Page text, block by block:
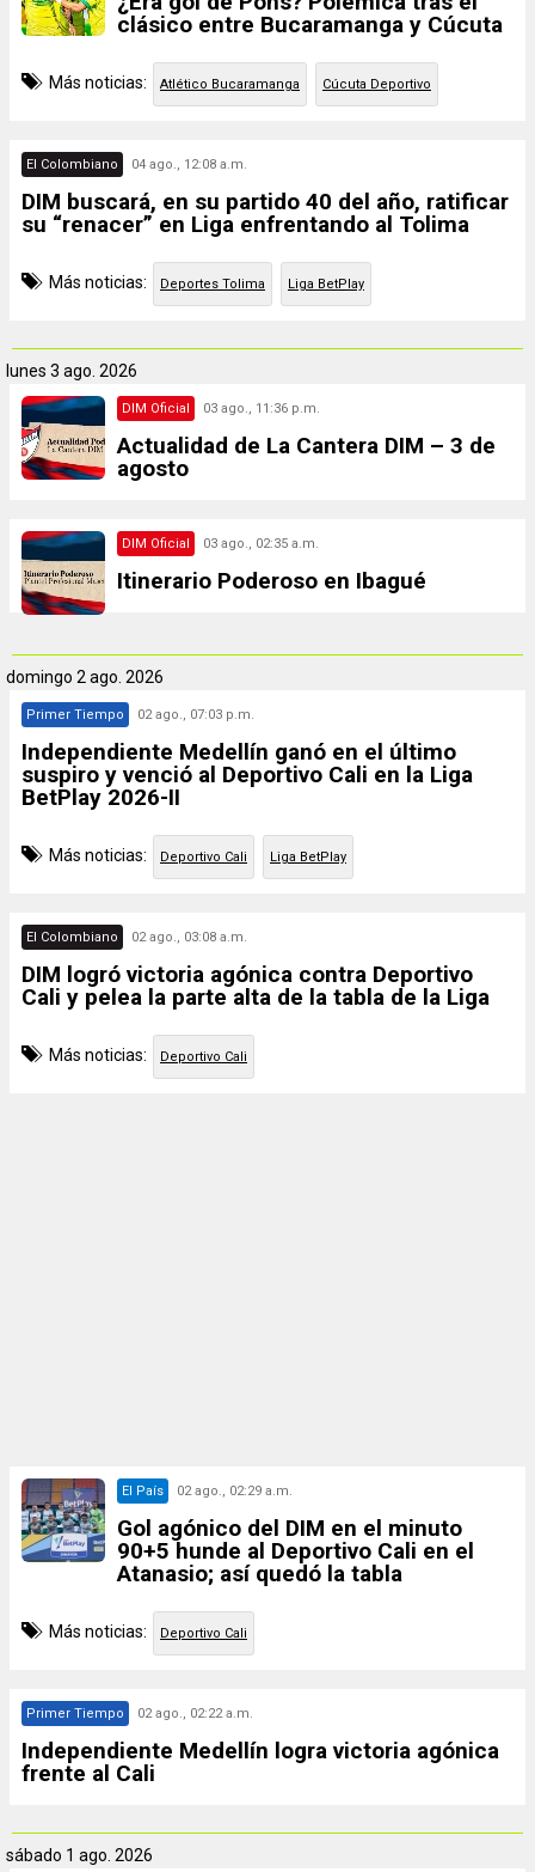
clásico entre Bucaramanga y Cúcuta
Más noticias: Atlético Bucaramanga Cúcuta Deportivo
El Colombiano 04 ago., 12:08 a.m.
DIM buscará, en su partido 40 del año, ratificar
su “renacer” en Liga enfrentando al Tolima
Más noticias: Deportes Tolima Liga BetPlay
lunes 3 ago. 2026
DIM Oficial 03 ago., 11:36 p.m.
Actualidad de La Cantera DIM – 3 de
agosto
DIM Oficial 03 ago., 02:35 a.m.
Itinerario Poderoso en Ibagué
domingo 2 ago. 2026
Primer Tiempo 02 ago., 07:03 p.m.
Independiente Medellín ganó en el último
suspiro y venció al Deportivo Cali en la Liga
BetPlay 2026-II
Más noticias: Deportivo Cali Liga BetPlay
El Colombiano 02 ago., 03:08 a.m.
DIM logró victoria agónica contra Deportivo
Cali y pelea la parte alta de la tabla de la Liga
Más noticias: Deportivo Cali
El País 02 ago., 02:29 a.m.
Gol agónico del DIM en el minuto
90+5 hunde al Deportivo Cali en el
Atanasio; así quedó la tabla
Más noticias: Deportivo Cali
Primer Tiempo 02 ago., 02:22 a.m.
Independiente Medellín logra victoria agónica
frente al Cali
sábado 1 ago. 2026